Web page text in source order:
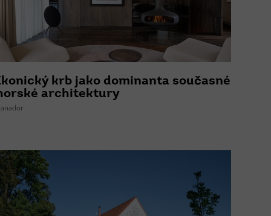
krb jako dominanta současné
architektury